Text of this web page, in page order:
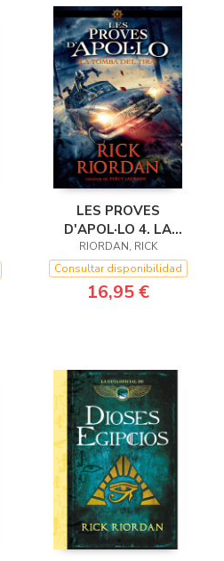
LES PROVES
D'APOL·LO 4. LA
TOMBA DEL TIRÀ
RIORDAN, RICK
Consultar disponibilidad
16,95 €